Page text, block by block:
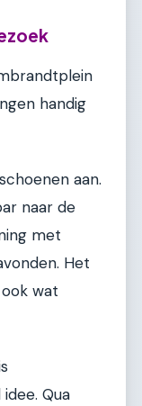
handig
aan.
naar de
met
Het
wat
Qua